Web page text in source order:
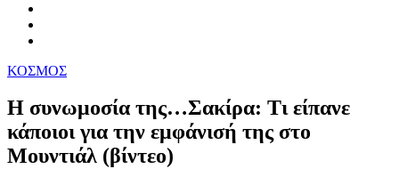
ΚΟΣΜΟΣ
Η συνωμοσία της…Σακίρα: Τι είπανε
κάποιοι για την εμφάνισή της στο
Μουντιάλ (βίντεο)